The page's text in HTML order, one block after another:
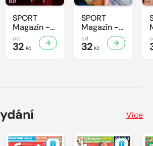
SPORT
Magazín -
30/2026
od
32 Kč
SPORT
Magazín -
29/2026
od
32 Kč
Více